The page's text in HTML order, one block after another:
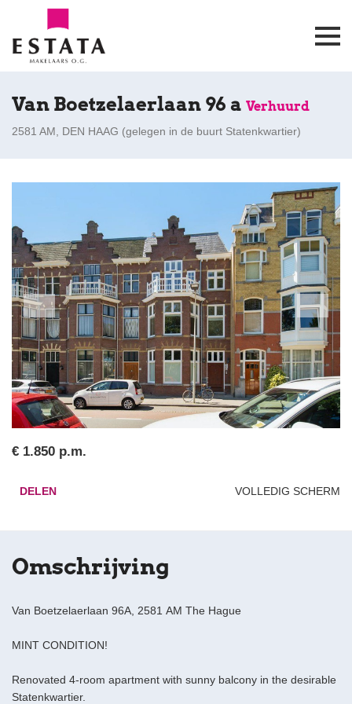
Van Boetzelaerlaan 96 a Verhuurd
2581 AM, DEN HAAG (gelegen in de buurt Statenkwartier)
€ 1.850 p.m.
DELEN VOLLEDIG SCHERM
Omschrijving
Van Boetzelaerlaan 96A, 2581 AM The Hague
MINT CONDITION!
Renovated 4-room apartment with sunny balcony in the desirable
Statenkwartier.